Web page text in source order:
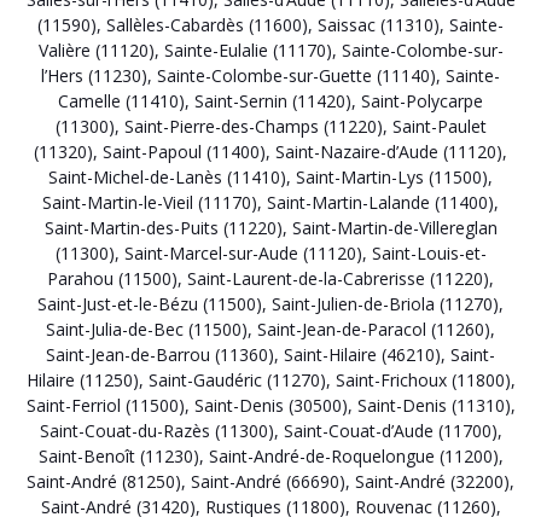
(11590), Sallèles-Cabardès (11600), Saissac (11310), Sainte-
Valière (11120), Sainte-Eulalie (11170), Sainte-Colombe-sur-
l’Hers (11230), Sainte-Colombe-sur-Guette (11140), Sainte-
Camelle (11410), Saint-Sernin (11420), Saint-Polycarpe
(11300), Saint-Pierre-des-Champs (11220), Saint-Paulet
(11320), Saint-Papoul (11400), Saint-Nazaire-d’Aude (11120),
Saint-Michel-de-Lanès (11410), Saint-Martin-Lys (11500),
Saint-Martin-le-Vieil (11170), Saint-Martin-Lalande (11400),
Saint-Martin-des-Puits (11220), Saint-Martin-de-Villereglan
(11300), Saint-Marcel-sur-Aude (11120), Saint-Louis-et-
Parahou (11500), Saint-Laurent-de-la-Cabrerisse (11220),
Saint-Just-et-le-Bézu (11500), Saint-Julien-de-Briola (11270),
Saint-Julia-de-Bec (11500), Saint-Jean-de-Paracol (11260),
Saint-Jean-de-Barrou (11360), Saint-Hilaire (46210), Saint-
Hilaire (11250), Saint-Gaudéric (11270), Saint-Frichoux (11800),
Saint-Ferriol (11500), Saint-Denis (30500), Saint-Denis (11310),
Saint-Couat-du-Razès (11300), Saint-Couat-d’Aude (11700),
Saint-Benoît (11230), Saint-André-de-Roquelongue (11200),
Saint-André (81250), Saint-André (66690), Saint-André (32200),
Saint-André (31420), Rustiques (11800), Rouvenac (11260),